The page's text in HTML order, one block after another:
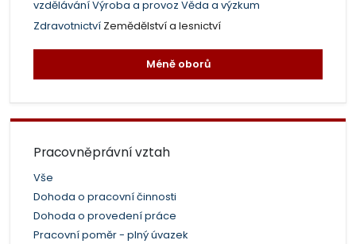
vzděláváníVýroba a provoz Věda a výzkum
Zdravotnictví Zemědělství a lesnictví
Méně oborů
Pracovněprávní vztah
Vše
Dohoda o pracovní činnosti
Dohoda o provedení práce
Pracovní poměr - plný úvazek